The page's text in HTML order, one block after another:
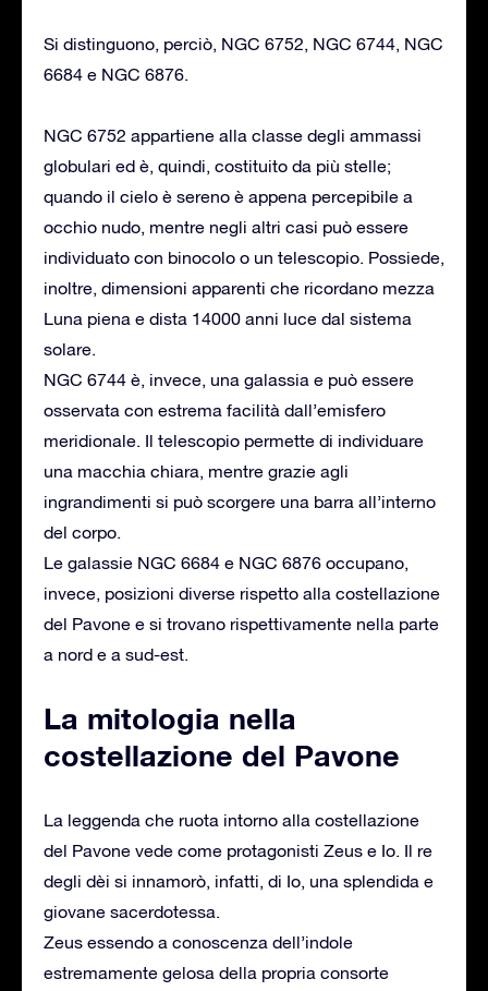
Si distinguono, perciò, NGC 6752, NGC 6744, NGC
6684 e NGC 6876.
NGC 6752 appartiene alla classe degli ammassi
globulari ed è, quindi, costituito da più stelle;
quando il cielo è sereno è appena percepibile a
occhio nudo, mentre negli altri casi può essere
individuato con binocolo o un telescopio. Possiede,
inoltre, dimensioni apparenti che ricordano mezza
Luna piena e dista 14000 anni luce dal sistema
solare.
NGC 6744 è, invece, una galassia e può essere
osservata con estrema facilità dall’emisfero
meridionale. Il telescopio permette di individuare
una macchia chiara, mentre grazie agli
ingrandimenti si può scorgere una barra all’interno
del corpo.
Le galassie NGC 6684 e NGC 6876 occupano,
invece, posizioni diverse rispetto alla costellazione
del Pavone e si trovano rispettivamente nella parte
a nord e a sud-est.
La mitologia nella
costellazione del Pavone
La leggenda che ruota intorno alla costellazione
del Pavone vede come protagonisti Zeus e Io. Il re
degli dèi si innamorò, infatti, di Io, una splendida e
giovane sacerdotessa.
Zeus essendo a conoscenza dell’indole
estremamente gelosa della propria consorte